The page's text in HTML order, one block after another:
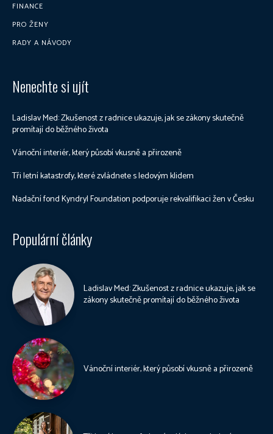
FINANCE
PRO ŽENY
RADY A NÁVODY
Nenechte si ujít
Ladislav Med: Zkušenost z radnice ukazuje, jak se zákony skutečně
promítají do běžného života
Vánoční interiér, který působí vkusně a přirozeně
Tři letní katastrofy, které zvládnete s ledovým klidem
Nadační fond Kyndryl Foundation podporuje rekvalifikaci žen v Česku
Populární články
Ladislav Med: Zkušenost z radnice ukazuje, jak se
zákony skutečně promítají do běžného života
Vánoční interiér, který působí vkusně a přirozeně